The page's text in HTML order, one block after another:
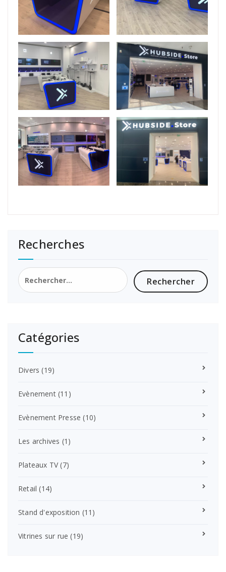
Recherches
Rechercher :
Catégories
Divers (19)
Evènement(11)
Evènement Presse (10)
Les archives (1)
Plateaux TV(7)
Retail (14)
Stand d'exposition (11)
Vitrines sur rue (19)